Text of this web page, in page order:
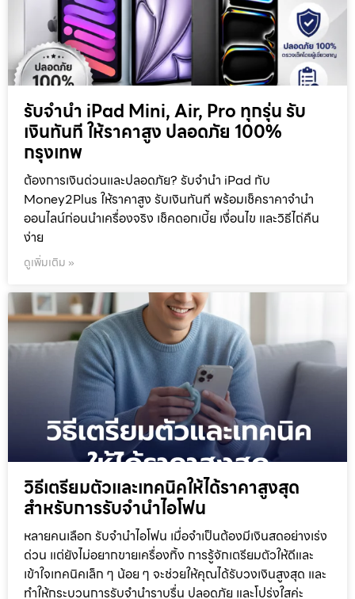
รับจำนำ iPad Mini, Air, Pro ทุกรุ่น รับ
เงินทันที ให้ราคาสูง ปลอดภัย 100%
กรุงเทพ
ต้องการเงินด่วนและปลอดภัย? รับจำนำ iPad กับ
Money2Plus ให้ราคาสูง รับเงินทันที พร้อมเช็คราคาจำนำ
ออนไลน์ก่อนนำเครื่องจริง เช็คดอกเบี้ย เงื่อนไข และวิธีไถ่คืน
ง่าย
ดูเพิ่มเติม »
วิธีเตรียมตัวและเทคนิคให้ได้ราคาสูงสุด
สำหรับการรับจำนำไอโฟน
หลายคนเลือก รับจำนำไอโฟน เมื่อจำเป็นต้องมีเงินสดอย่างเร่ง
ด่วน แต่ยังไม่อยากขายเครื่องทิ้ง การรู้จักเตรียมตัวให้ดีและ
เข้าใจเทคนิคเล็ก ๆ น้อย ๆ จะช่วยให้คุณได้รับวงเงินสูงสุด และ
ทำให้กระบวนการรับจำนำราบรื่น ปลอดภัย และโปร่งใสค่ะ